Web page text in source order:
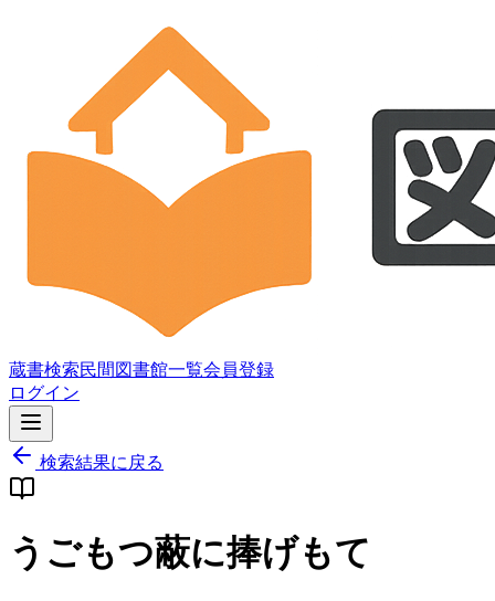
蔵書検索民間図書館一覧会員登録
ログイン
検索結果に戻る
うごもつ蔽に捧げもて